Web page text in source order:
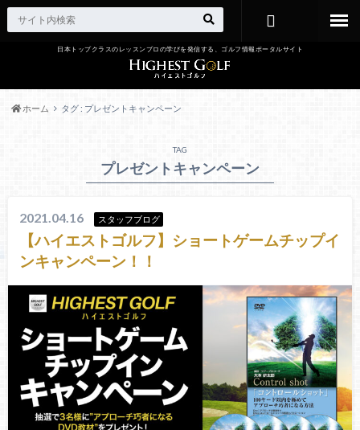
日本トップクラスのレッスンプロの学びを発信する、ゴルフ情報ポータルサイト
ホーム タグ : プレゼントキャンペーン
TAG
プレゼントキャンペーン
2021.04.16 スタッフブログ
【ハイエストゴルフ】ショートゲームチップイ
ンキャンペーン！！